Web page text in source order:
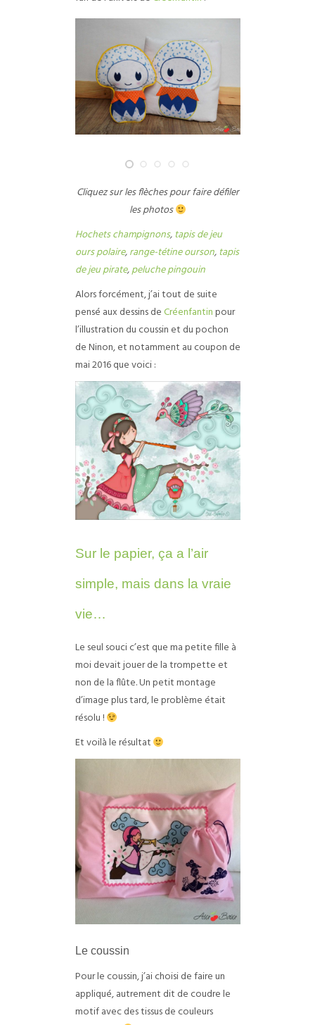
Cliquez sur les flèches pour faire défiler
les photos
Hochets champignons, tapis de jeu
ours polaire,range-tétine ourson, tapis
de jeu pirate,peluche pingouin
Alors forcément, j’ai tout de suite
pensé aux dessins deCréenfantinpour
l’illustration du coussin et du pochon
de Ninon, et notamment au coupon de
mai 2016 que voici :
Sur le papier, ça a l’air
simple, mais dans la vraie
vie…
Le seul souci c’est que ma petite fille à
moi devait jouer de la trompette et
non de la flûte. Un petit montage
d’image plus tard, le problème était
résolu !
Et voilà le résultat
Le coussin
Pour le coussin, j’ai choisi de faire un
appliqué, autrement dit de coudre le
motif avec des tissus de couleurs